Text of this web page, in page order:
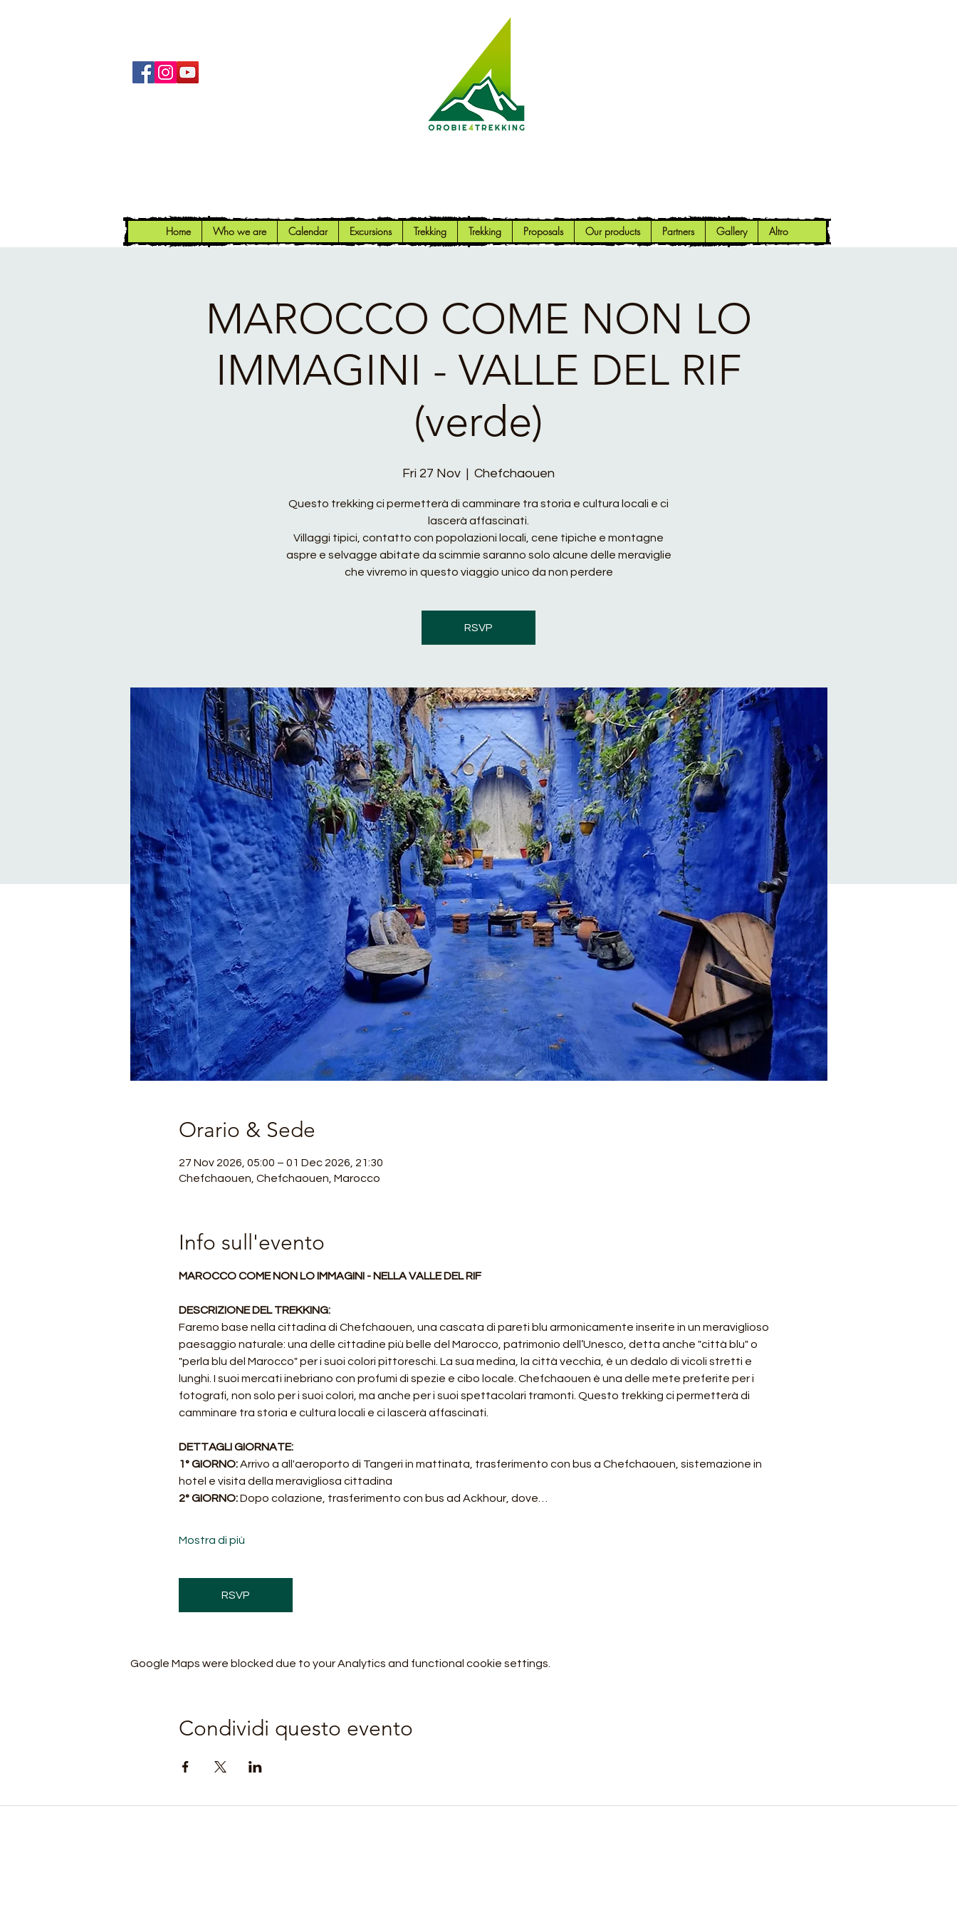
Home Who we are Calendar Excursions Trekking Trekking Proposals Our products Partners Gallery Altro
MAROCCO COME NON LO
IMMAGINI - VALLE DEL RIF
(verde)
Fri 27 Nov
  |
Chefchaouen
Questo trekking ci permetterà di camminare tra storia e cultura locali e ci
lascerà affascinati.
Villaggi tipici, contatto con popolazioni locali, cene tipiche e montagne
aspre e selvagge abitate da scimmie saranno solo alcune delle meraviglie
che vivremo in questo viaggio unico da non perdere
RSVP
Orario & Sede
27 Nov 2026, 05:00 – 01 Dec 2026, 21:30
Chefchaouen, Chefchaouen, Marocco
Info sull'evento
MAROCCO COME NON LO IMMAGINI - NELLA VALLE DEL RIF
DESCRIZIONE DEL TREKKING:
Faremo base nella cittadina di Chefchaouen, una cascata di pareti blu armonicamente inserite in un meraviglioso
paesaggio naturale: una delle cittadine più belle del Marocco, patrimonio dell’Unesco, detta anche "città blu" o
"perla blu del Marocco" per i suoi colori pittoreschi. La sua medina, la città vecchia, è un dedalo di vicoli stretti e
lunghi. I suoi mercati inebriano con profumi di spezie e cibo locale. Chefchaouen è una delle mete preferite per i
fotografi, non solo per i suoi colori, ma anche per i suoi spettacolari tramonti. Questo trekking ci permetterà di
camminare tra storia e cultura locali e ci lascerà affascinati.
DETTAGLI GIORNATE:
1° GIORNO: Arrivo a all'aeroporto di Tangeri in mattinata, trasferimento con bus a Chefchaouen, sistemazione in
hotel e visita della meravigliosa cittadina
2° GIORNO: Dopo colazione, trasferimento con bus ad Ackhour, dove…
Mostra di più
RSVP
Google Maps were blocked due to your Analytics and functional cookie settings.
Condividi questo evento